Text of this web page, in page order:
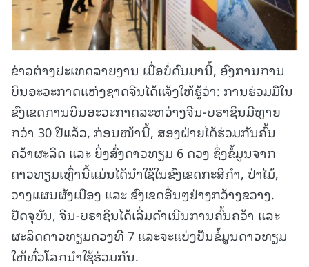
ຂ່າວຕ່າງປະເທດລາຍງານ ເມື່ອບໍ່ດົນມານີ້, ອົງການການ
ບິນອະວະກາດແຫ່ງຊາດຈີນໄດ້ແຈ້ງໃຫ້ຮູ້ວ່າ: ການຮ່ວມມືໃນ
ຂົງເຂດການບິນອະວະກາດລະຫວ່າງຈີນ-ບຣາຊິນມີຫຼາຍ
ກວ່າ 30 ປີແລ້ວ, ກ່ອນໜ້ານີ້, ສອງຝ່າຍໄດ້ຮ່ວມກັນຄົ້ນ
ຄວ້າຜະລິດ ແລະ ຍິ່ງສົ່ງດາວທຽມ 6 ດວງ ຊຶ່ງຂໍ້ມູນຈາກ
ດາວທຽມເຫຼົ່ານີ້ແມ່ນໄດ້ນໍາໃຊ້ໃນຂົງເຂດກະສິກໍາ, ປ່າໄມ້,
ວາງແຜນຜັງເມືອງ ແລະ ຂົງເຂດອື່ນໆຢ່າງກວ້າງຂວາງ.
ປັດຈຸບັນ, ຈີນ-ບຣາຊິນໄດ້ເລີ່ມດໍາເນີນການຄົ້ນຄວ້າ ແລະ
ຜະລິດດາວທຽມດວງທີ 7 ແລະຈະແບ່ງປັນຂໍ້ມູນດາວທຽມ
ໃຫ້ທົ່ວໂລກນໍາໃຊ້ຮ່ວມກັນ.